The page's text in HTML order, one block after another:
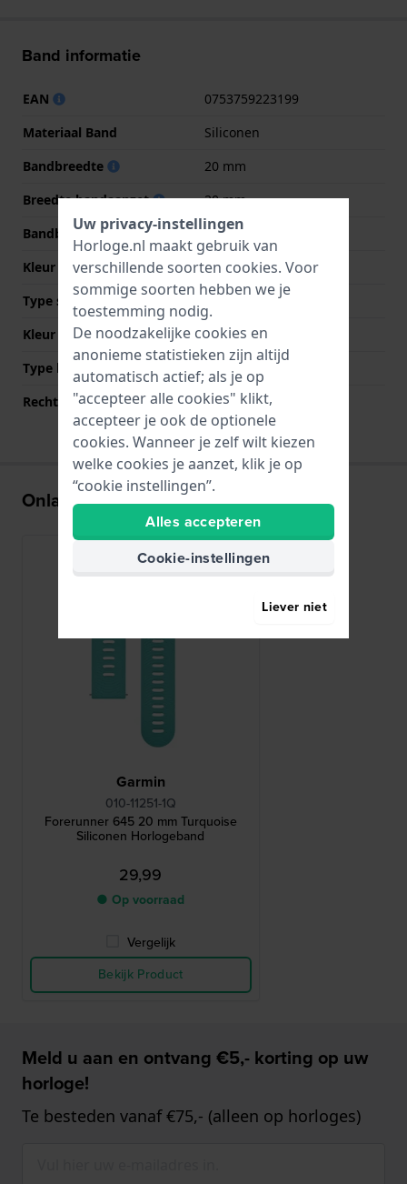
Band informatie
EAN
0753759223199
Materiaal Band
Siliconen
Bandbreedte
20 mm
Breedte bandaanzet
20 mm
Bandbreedte bij sluiting
20 mm
Kleur Band
Turquoise
Type sluiting
Gesp
Kleur sluiting
Zilver
Type bevestiging
Quick release pushpins
Rechte bandaanzet
Ja
Onlangs bekeken
Garmin
010-11251-1Q
Forerunner 645 20 mm Turquoise
Siliconen Horlogeband
29,99
● Op voorraad
Vergelijk
Bekijk Product
Meld u aan en ontvang €5,- korting op uw
horloge!
Te besteden vanaf €75,- (alleen op horloges)
Uw privacy-instellingen
Horloge.nl maakt gebruik van
verschillende soorten cookies. Voor
sommige soorten hebben we je
toestemming nodig.
De noodzakelijke cookies en
anonieme statistieken zijn altijd
automatisch actief; als je op
"accepteer alle cookies" klikt,
accepteer je ook de optionele
cookies. Wanneer je zelf wilt kiezen
welke cookies je aanzet, klik je op
“cookie instellingen”.
Alles accepteren
Cookie-instellingen
Liever niet